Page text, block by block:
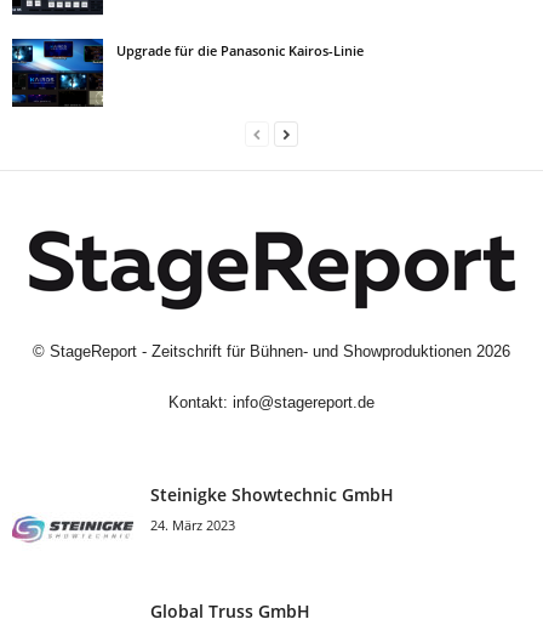
Upgrade für die Panasonic Kairos-Linie
© StageReport - Zeitschrift für Bühnen- und Showproduktionen 2026
Kontakt: info@stagereport.de
Steinigke Showtechnic GmbH
24. März 2023
Global Truss GmbH